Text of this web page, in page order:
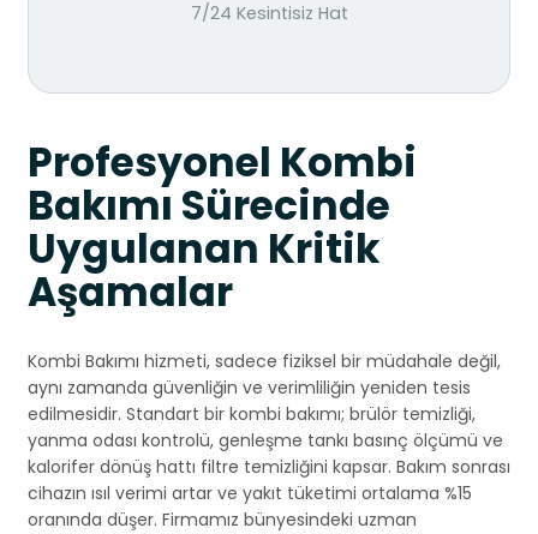
7/24 Kesintisiz Hat
Profesyonel Kombi
Bakımı Sürecinde
Uygulanan Kritik
Aşamalar
Kombi Bakımı hizmeti, sadece fiziksel bir müdahale değil,
aynı zamanda güvenliğin ve verimliliğin yeniden tesis
edilmesidir. Standart bir kombi bakımı; brülör temizliği,
yanma odası kontrolü, genleşme tankı basınç ölçümü ve
kalorifer dönüş hattı filtre temizliğini kapsar. Bakım sonrası
cihazın ısıl verimi artar ve yakıt tüketimi ortalama %15
oranında düşer. Firmamız bünyesindeki uzman